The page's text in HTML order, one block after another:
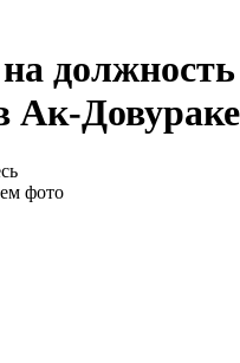
Ак-Довураке
фото